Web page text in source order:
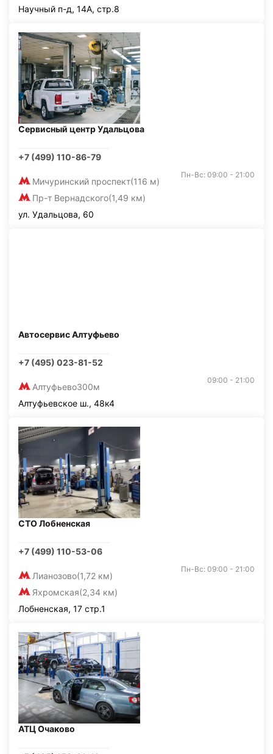
Научный п-д, 14А, стр.8
Сервисный центр Удальцова
+7 (499) 110-86-79
Мичуринский проспект(116 м)
Пр-т Вернадского(1,49 км)
Пн-Вс: 09:00 - 21:00
ул. Удальцова, 60
Автосервис Алтуфьево
+7 (495) 023-81-52
Алтуфьево300м
09:00 - 21:00
Алтуфьевское ш., 48к4
СТО Лобненская
+7 (499) 110-53-06
Лианозово(1,72 км)
Яхромская(2,34 км)
Пн-Вс: 09:00 - 21:00
Лобненская, 17 стр.1
АТЦ Очаково